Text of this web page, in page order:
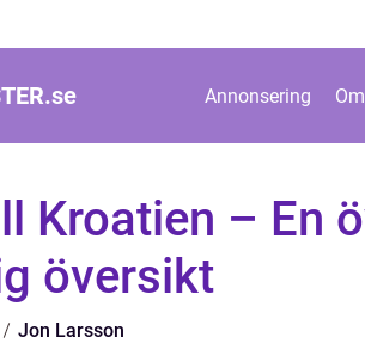
se Annonsering
Kroatien – En
översikt
Jon Larsson